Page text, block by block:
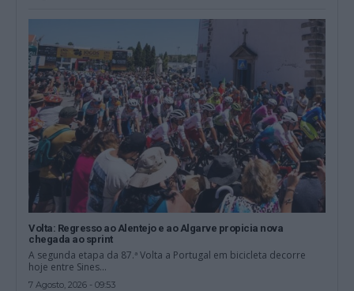
Volta: Regresso ao Alentejo e ao Algarve propicia nova
chegada ao sprint
A segunda etapa da 87.ª Volta a Portugal em bicicleta decorre
hoje entre Sines...
7 Agosto, 2026 - 09:53